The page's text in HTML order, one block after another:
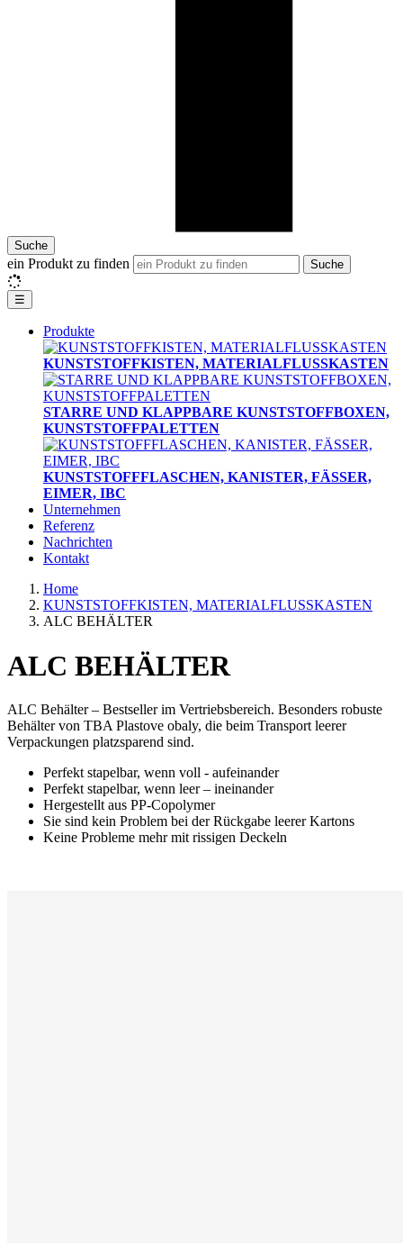
Suche
ein Produkt zu finden Suche
☰
Produkte
KUNSTSTOFFKISTEN, MATERIALFLUSSKASTEN
STARRE UND KLAPPBARE KUNSTSTOFFBOXEN,
KUNSTSTOFFPALETTEN
KUNSTSTOFFFLASCHEN, KANISTER, FÄSSER,
EIMER, IBC
Unternehmen
Referenz
Nachrichten
Kontakt
Home
KUNSTSTOFFKISTEN, MATERIALFLUSSKASTEN
ALC BEHÄLTER
ALC BEHÄLTER
ALC Behälter – Bestseller im Vertriebsbereich. Besonders robuste
Behälter von TBA Plastove obaly, die beim Transport leerer
Verpackungen platzsparend sind.
Perfekt stapelbar, wenn voll - aufeinander
Perfekt stapelbar, wenn leer – ineinander
Hergestellt aus PP-Copolymer
Sie sind kein Problem bei der Rückgabe leerer Kartons
Keine Probleme mehr mit rissigen Deckeln